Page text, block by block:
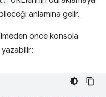
anlamına gelir.
önce konsola
yazabilir: